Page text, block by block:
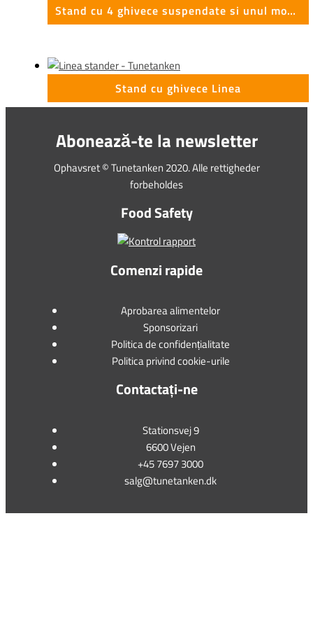
Stand cu 4 ghivece suspendate si unul montat Linea
Stand cu ghivece Linea
Abonează-te la newsletter
Ophavsret © Tunetanken 2020. Alle rettigheder
forbeholdes
Food Safety
Comenzi rapide
Aprobarea alimentelor
Sponsorizari
Politica de confidențialitate
Politica privind cookie-urile
Contactați-ne
Stationsvej 9
6600 Vejen
+45 7697 3000
salg@tunetanken.dk